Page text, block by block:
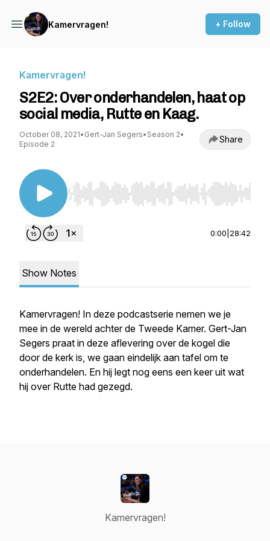
Kamervragen! + Follow
Kamervragen!
S2E2: Over onderhandelen, haat op
social media, Rutte en Kaag.
October 08, 2021• Gert-Jan Segers• Season 2•
Episode 2
Share
Use Left/Right to seek, Home/End to jump to
0:00 28:42
Show Notes
Kamervragen! In deze podcastserie nemen we je
mee in de wereld achter de Tweede Kamer. Gert-Jan
Segers praat in deze aflevering over de kogel die
door de kerk is, we gaan eindelijk aan tafel om te
onderhandelen. En hij legt nog eens een keer uit wat
hij over Rutte had gezegd.
Kamervragen!